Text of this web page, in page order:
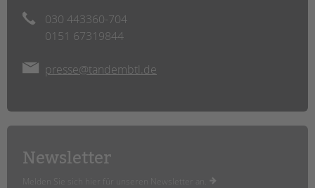
STADTTEILARBEIT
PROFIL | LEITBILD
Bereiche im Überblick
Kinder- und Jugendschutz
Gesellschafter VdK
tandem international
KARRIERE
030 443360-704
0151 67319844
presse@tandembtl.de
Newsletter
Melden Sie sich hier für unseren Newsletter an.